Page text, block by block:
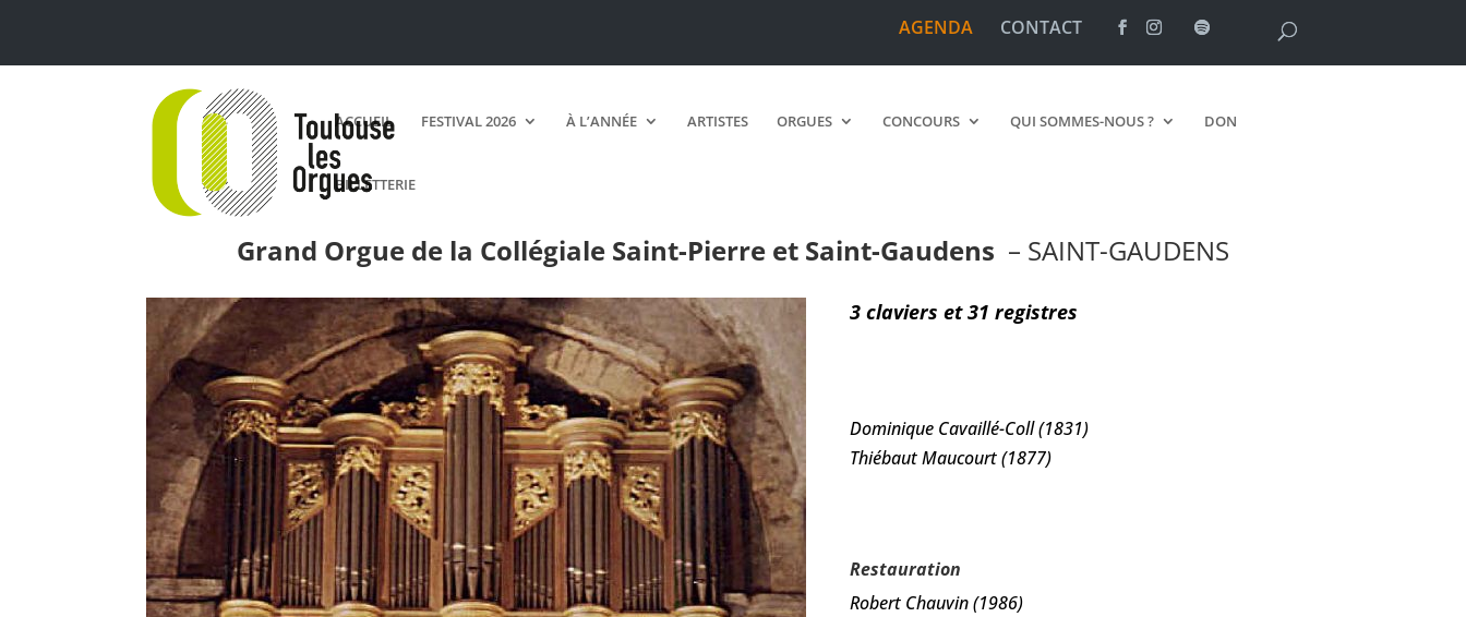
AGENDA CONTACT
ACCUEIL FESTIVAL 2026 À L’ANNÉE ARTISTES ORGUES CONCOURS QUI SOMMES-NOUS ? DON
BILLETTERIE
Accueil > Orgues > Instruments >
Grand Orgue de la Collégiale Saint-Pierre et Saint-Gaudens – SAINT-GAUDENS
3 claviers et 31 registres
Dominique Cavaillé-Coll (1831)
Thiébaut Maucourt (1877)
Restauration
Robert Chauvin (1986)